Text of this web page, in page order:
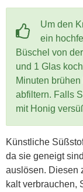
Um den
ein
Büschel von
und 1 Glas
Minuten
abfiltern. Falls
mit Honig
Künstliche
da sie geneigt
auslösen. Diesen
kalt verbrauchen,